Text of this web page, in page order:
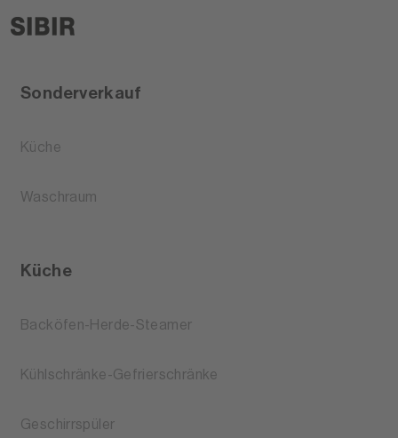
Sonderverkauf
Küche
Waschraum
Küche
Backöfen-Herde-Steamer
Kühlschränke-Gefrierschränke
Geschirrspüler